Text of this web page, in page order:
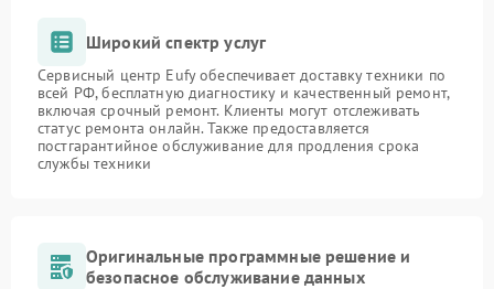
Широкий спектр услуг
Сервисный центр Eufy обеспечивает доставку техники по
всей РФ, бесплатную диагностику и качественный ремонт,
включая срочный ремонт. Клиенты могут отслеживать
статус ремонта онлайн. Также предоставляется
постгарантийное обслуживание для продления срока
службы техники
Оригинальные программные решение и
безопасное обслуживание данных